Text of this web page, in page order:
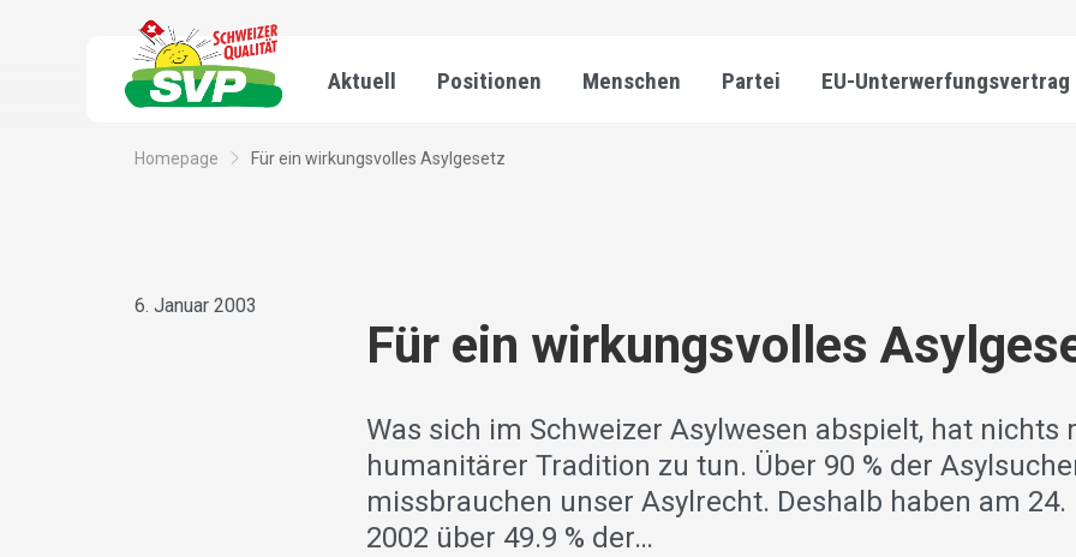
Aktuell Positionen Menschen Partei EU-Unterwerfungsvertrag
Homepage Für ein wirkungsvolles Asylgesetz
6. Januar 2003
Für ein wirkungsvolles
Was sich im Schweizer Asylwesen abspielt, hat nichts
humanitärer Tradition zu tun. Über 90 % der
missbrauchen unser Asylrecht. Deshalb haben am
2002 über 49.9 % der…